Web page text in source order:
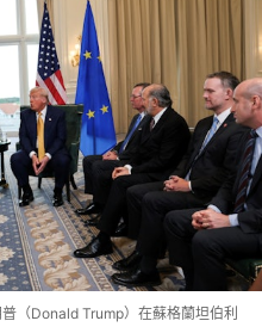
（Donald Trump）在蘇格蘭坦伯利